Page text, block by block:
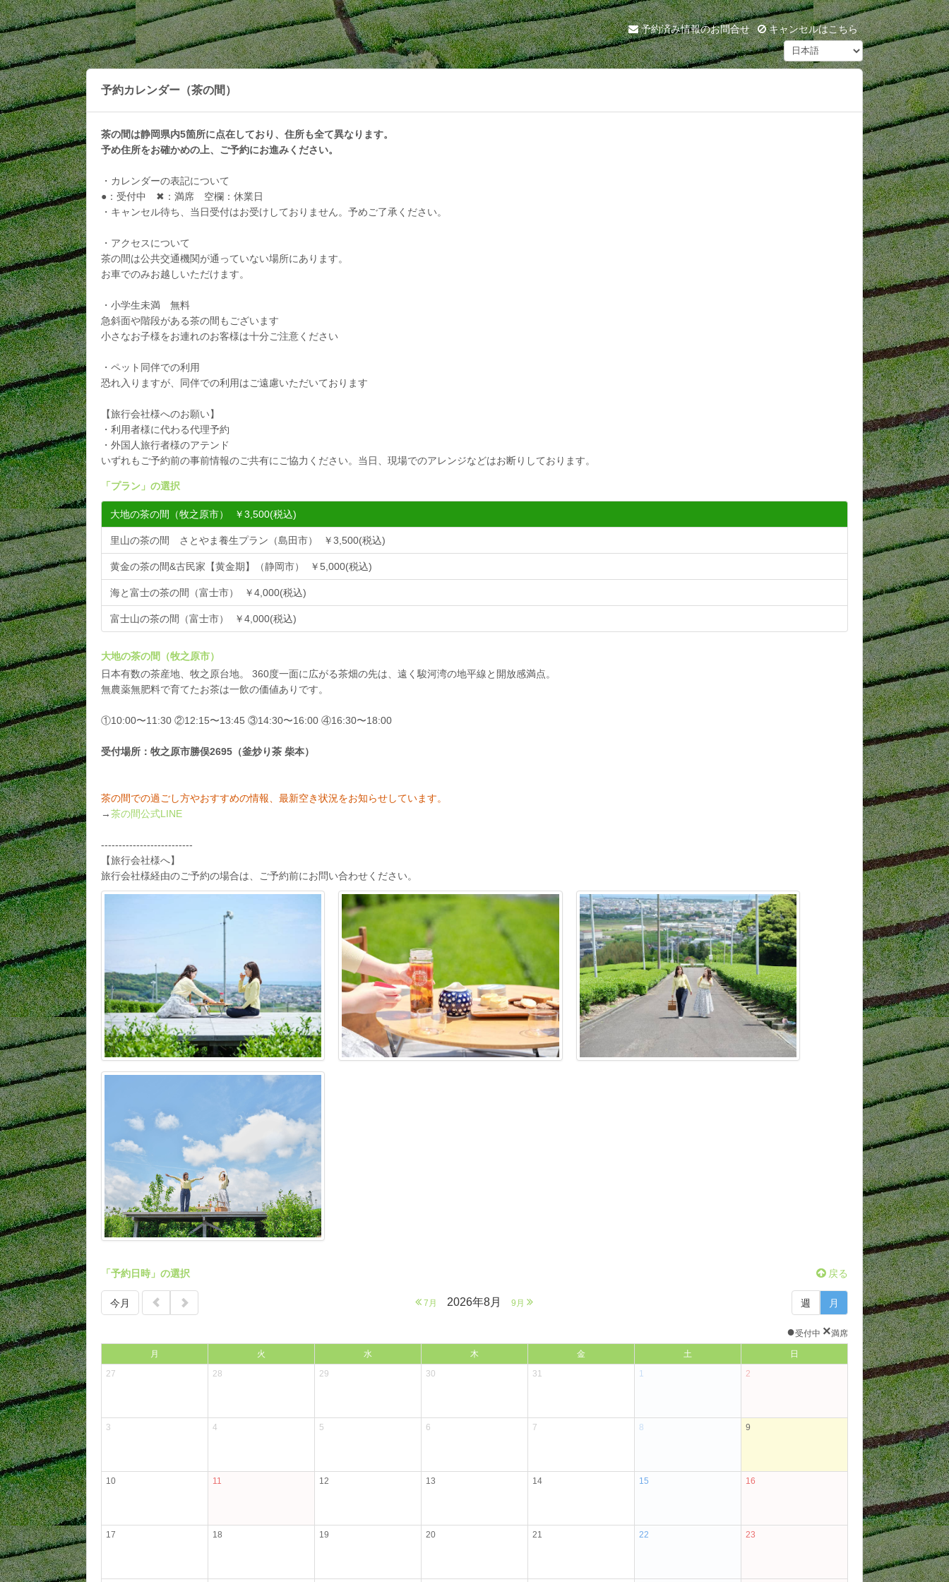
予約済み情報のお問合せ キャンセルはこちら
予約カレンダー（茶の間）
茶の間は静岡県内5箇所に点在しており、住所も全て異なります。
予め住所をお確かめの上、ご予約にお進みください。
・カレンダーの表記について
●：受付中 ✖：満席 空欄：休業日
・キャンセル待ち、当日受付はお受けしておりません。予めご了承ください。
・アクセスについて
茶の間は公共交通機関が通っていない場所にあります。
お車でのみお越しいただけます。
・小学生未満 無料
急斜面や階段がある茶の間もございます
小さなお子様をお連れのお客様は十分ご注意ください
・ペット同伴での利用
恐れ入りますが、同伴での利用はご遠慮いただいております
【旅行会社様へのお願い】
・利用者様に代わる代理予約
・外国人旅行者様のアテンド
いずれもご予約前の事前情報のご共有にご協力ください。当日、現場でのアレンジなどはお断りしております。
「 プラン 」の選択
大地の茶の間（牧之原市） ￥3,500(税込)
里山の茶の間 さとやま養生プラン（島田市） ￥3,500(税込)
黄金の茶の間&古民家【黄金期】（静岡市） ￥5,000(税込)
海と富士の茶の間（富士市） ￥4,000(税込)
富士山の茶の間（富士市） ￥4,000(税込)
大地の茶の間（牧之原市）
日本有数の茶産地、牧之原台地。 360度一面に広がる茶畑の先は、遠く駿河湾の地平線と開放感満点。
無農薬無肥料で育てたお茶は一飲の価値ありです。
①10:00〜11:30 ②12:15〜13:45 ③14:30〜16:00 ④16:30〜18:00
受付場所：牧之原市勝俣2695（釜炒り茶 柴本）
茶の間での過ごし方やおすすめの情報、最新空き状況をお知らせしています。
→茶の間公式LINE
--------------------------
【旅行会社様へ】
旅行会社様経由のご予約の場合は、ご予約前にお問い合わせください。
戻る
「予約日時」の選択
今月 7月 2026年8月 9月 週 月
●受付中 ×満席
月 火 水 木 金 土
日
27
28 29 30 31 1 2
3 4 5 6 7 8 9
10 11 12 13 14 15 16
17 18 19 20 21 22 23